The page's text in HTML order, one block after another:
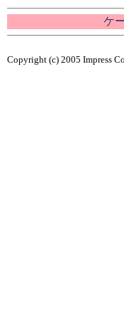
ケ
Copyright (c) 2005 Impress